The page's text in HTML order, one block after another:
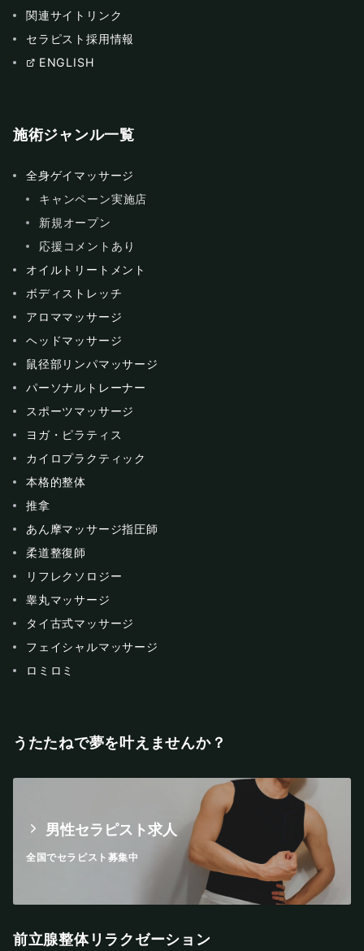
関連サイトリンク
セラピスト採用情報
ENGLISH
施術ジャンル一覧
全身ゲイマッサージ
キャンペーン実施店
新規オープン
応援コメントあり
オイルトリートメント
ボディストレッチ
アロママッサージ
ヘッドマッサージ
鼠径部リンパマッサージ
パーソナルトレーナー
スポーツマッサージ
ヨガ・ピラティス
カイロプラクティック
本格的整体
推拿
あん摩マッサージ指圧師
柔道整復師
リフレクソロジー
睾丸マッサージ
タイ古式マッサージ
フェイシャルマッサージ
ロミロミ
うたたねで夢を叶えませんか？
男性セラピスト求人
全国でセラピスト募集中
前立腺整体リラクゼーション